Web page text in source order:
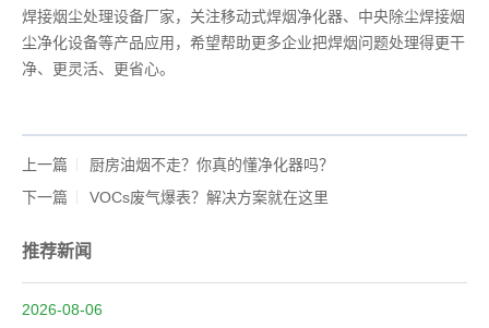
焊接烟尘处理设备厂家，关注移动式焊烟净化器、中央除尘焊接烟
尘净化设备等产品应用，希望帮助更多企业把焊烟问题处理得更干
净、更灵活、更省心。
上一篇
厨房油烟不走？你真的懂净化器吗？
下一篇
VOCs废气爆表？解决方案就在这里
推荐新闻
2026-08-06